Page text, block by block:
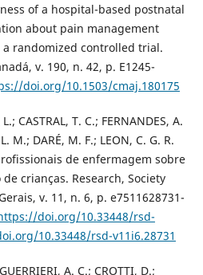
of a hospital-based postnatal
about pain management
randomized controlled trial.
v. 190, n. 42, p. E1245-
doi.org/10.1503/cmaj.180175
CASTRAL, T. C.; FERNANDES, A.
M.; DARÉ, M. F.; LEON, C. G. R.
de enfermagem sobre
crianças. Research, Society
v. 11, n. 6, p. e7511628731-
doi.org/10.33448/rsd-
10.33448/rsd-v11i6.28731
A. C.; CROTTI, D.;